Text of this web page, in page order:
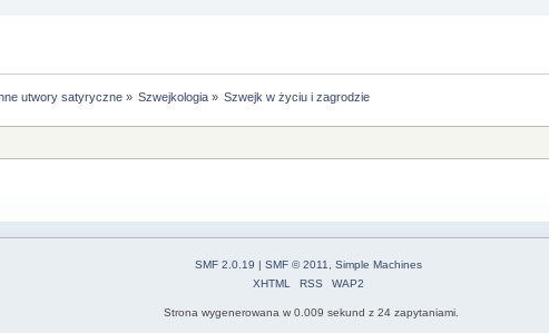
utwory satyryczne» Szwejkologia » Szwejk w życiu i zagrodzie
SMF 2.0.19 | SMF © 2011
Simple Machines
XHTML
RSS WAP2
Strona wygenerowana w 0.009 sekund z 24 zapytaniami.